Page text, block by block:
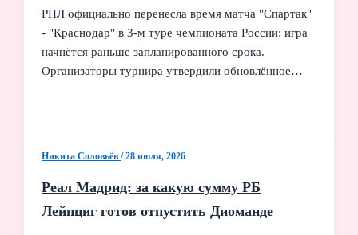
РПЛ официально перенесла время матча "Спартак"
- "Краснодар" в 3-м туре чемпионата России: игра
начнётся раньше запланированного срока.
Организаторы турнира утвердили обновлённое…
Никита Соловьёв/28 июля, 2026
Реал Мадрид: за какую сумму РБ
Лейпциг готов отпустить Диоманде